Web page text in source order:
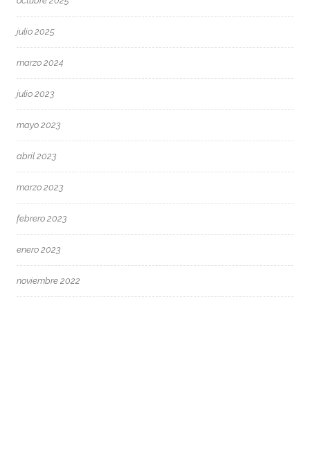
julio 2025
marzo 2024
julio 2023
mayo 2023
abril 2023
marzo 2023
febrero 2023
enero 2023
noviembre 2022